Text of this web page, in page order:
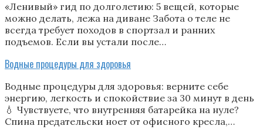
«Ленивый» гид по долголетию: 5 вещей, которые
можно делать, лежа на диване Забота о теле не
всегда требует походов в спортзал и ранних
подъемов. Если вы устали после…
Водные процедуры для здоровья
Водные процедуры для здоровья: верните себе
энергию, легкость и спокойствие за 30 минут в день
💧 Чувствуете, что внутренняя батарейка на нуле?
Спина предательски ноет от офисного кресла,…